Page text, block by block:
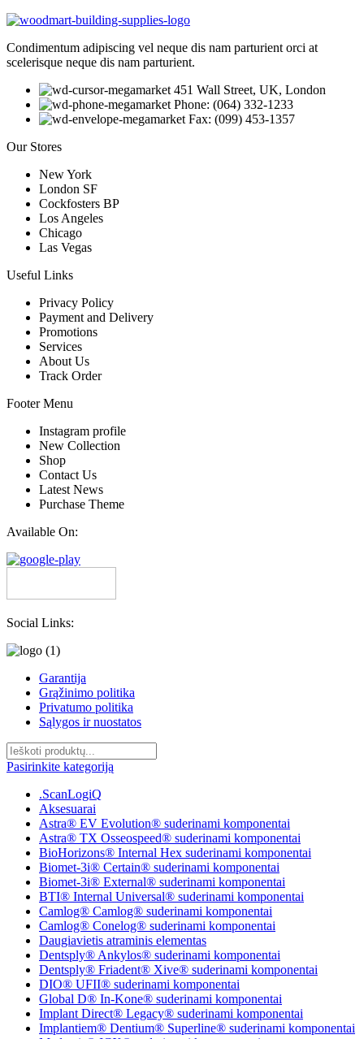
Condimentum adipiscing vel neque dis nam parturient orci at
scelerisque neque dis nam parturient.
451 Wall Street, UK, London
Phone: (064) 332-1233
Fax: (099) 453-1357
Our Stores
New York
London SF
Cockfosters BP
Los Angeles
Chicago
Las Vegas
Useful Links
Privacy Policy
Payment and Delivery
Promotions
Services
About Us
Track Order
Footer Menu
Instagram profile
New Collection
Shop
Contact Us
Latest News
Purchase Theme
Available On:
Social Links:
Garantija
Grąžinimo politika
Privatumo politika
Sąlygos ir nuostatos
Pasirinkite kategoriją
.ScanLogiQ
Aksesuarai
Astra® EV Evolution® suderinami komponentai
Astra® TX Osseospeed® suderinami komponentai
BioHorizons® Internal Hex suderinami komponentai
Biomet-3i® Certain® suderinami komponentai
Biomet-3i® External® suderinami komponentai
BTI® Internal Universal® suderinami komponentai
Camlog® Camlog® suderinami komponentai
Camlog® Conelog® suderinami komponentai
Daugiavietis atraminis elementas
Dentsply® Ankylos® suderinami komponentai
Dentsply® Friadent® Xive® suderinami komponentai
DIO® UFII® suderinami komponentai
Global D® In-Kone® suderinami komponentai
Implant Direct® Legacy® suderinami komponentai
Implantiem® Dentium® Superline® suderinami komponentai